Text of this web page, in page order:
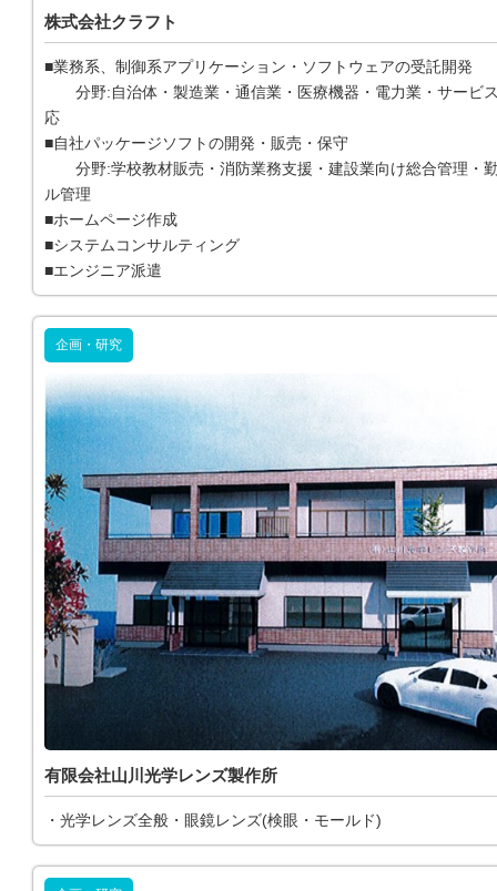
株式会社クラフト
■業務系、制御系アプリケーション・ソフトウェアの受託開発
分野:自治体・製造業・通信業・医療機器・電力業・サービ
応
■自社パッケージソフトの開発・販売・保守
分野:学校教材販売・消防業務支援・建設業向け総合管理・
ル管理
■ホームページ作成
■システムコンサルティング
■エンジニア派遣
企画・研究
有限会社山川光学レンズ製作所
・光学レンズ全般・眼鏡レンズ(検眼・モールド)